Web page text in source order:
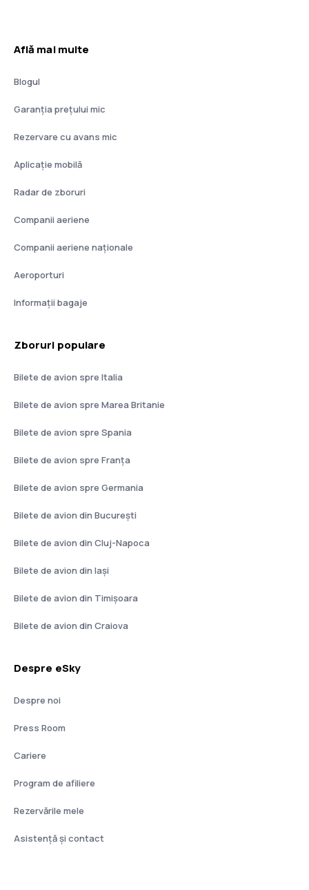
Află mai multe
Blogul
Garanția prețului mic
Rezervare cu avans mic
Aplicație mobilă
Radar de zboruri
Companii aeriene
Companii aeriene naţionale
Aeroporturi
Informații bagaje
Zboruri populare
Bilete de avion spre Italia
Bilete de avion spre Marea Britanie
Bilete de avion spre Spania
Bilete de avion spre Franţa
Bilete de avion spre Germania
Bilete de avion din București
Bilete de avion din Cluj-Napoca
Bilete de avion din Iași
Bilete de avion din Timișoara
Bilete de avion din Craiova
Despre eSky
Despre noi
Press Room
Cariere
Program de afiliere
Rezervările mele
Asistenţă şi contact